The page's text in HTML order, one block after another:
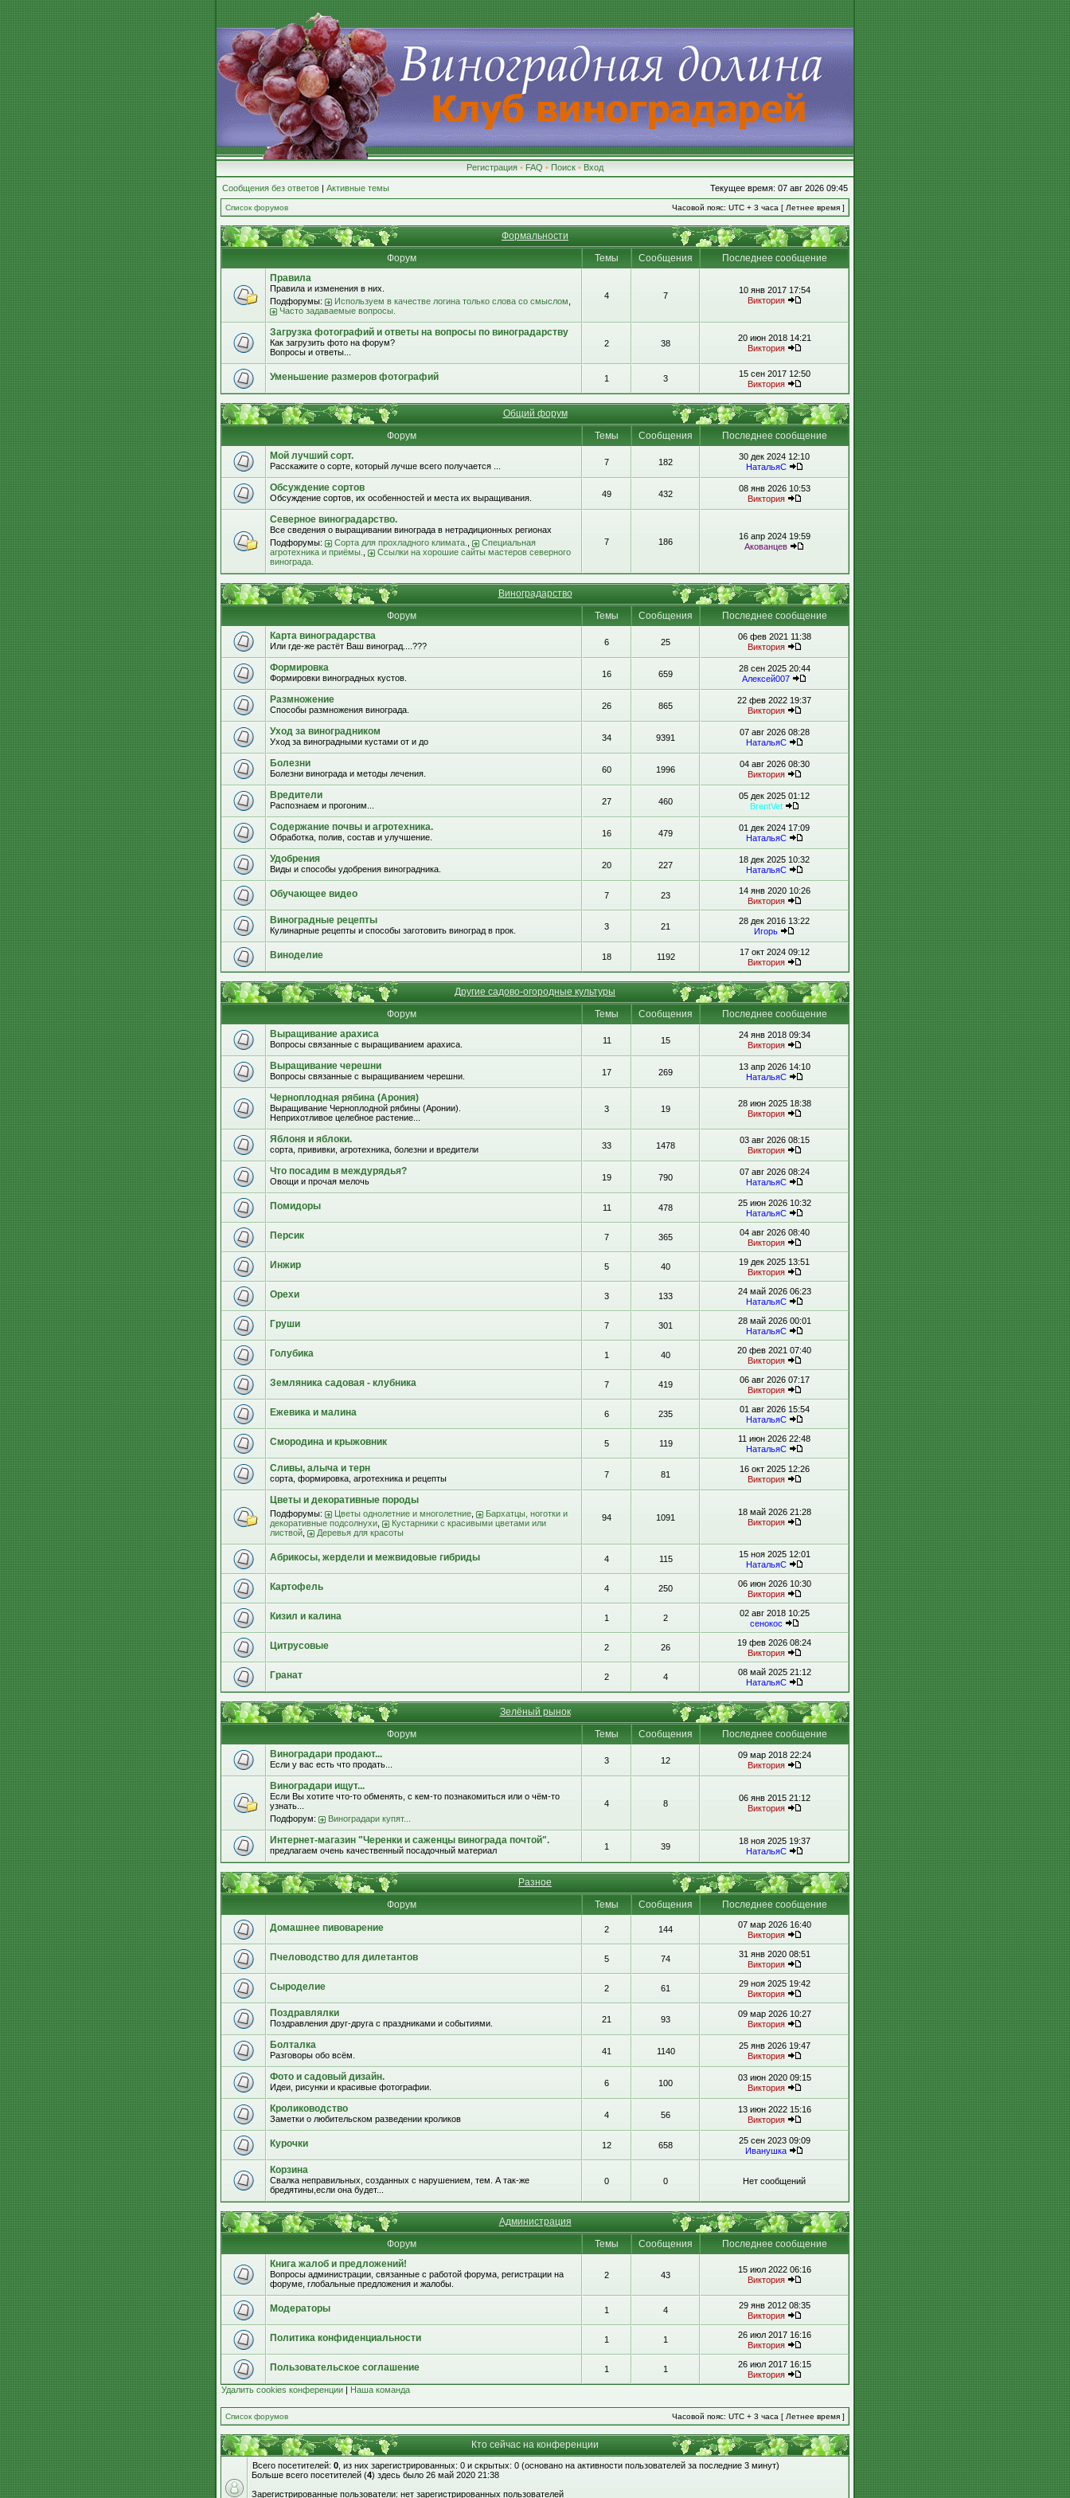
Регистрация • FAQ • Поиск • Вход
Сообщения без ответов | Активные темы Текущее время: 07 авг 2026 09:45
Список форумов Часовой пояс: UTC + 3 часа [ Летнее время ]
Формальности
Форум
Темы Сообщения
Последнее сообщение
Правила
Правила и изменения в них.
Подфорумы:
Используем в качестве логина только слова со смыслом
Часто задаваемые вопросы.
4 7
10 янв 2017 17:54
Виктория
Загрузка фотографий и ответы на вопросы по виноградарству
Как загрузить фото на форум?
Вопросы и ответы...
2 38
20 июн 2018 14:21
Виктория
Уменьшение размеров фотографий 1 3
15 сен 2017 12:50
Виктория
Общий форум
Форум
Темы Сообщения
Последнее сообщение
Мой лучший сорт.
Расскажите о сорте, который лучше всего получается ... 7 182
30 дек 2024 12:10
НатальяС
Обсуждение сортов
Обсуждение сортов, их особенностей и места их выращивания. 49 432
08 янв 2026 10:53
Виктория
Северное виноградарство.
Все сведения о выращивании винограда в нетрадиционных регионах
Подфорумы:
Сорта для прохладного климата.
Специальная
агротехника и приёмы.
Ссылки на хорошие сайты мастеров северного
винограда.
7 186
16 апр 2024 19:59
Акованцев
Виноградарство
Форум
Темы Сообщения
Последнее сообщение
Карта виноградарства
Или где-же растёт Ваш виноград....??? 6 25
06 фев 2021 11:38
Виктория
Формировка
Формировки виноградных кустов. 16 659
28 сен 2025 20:44
Алексей007
Размножение
Способы размножения винограда. 26 865
22 фев 2022 19:37
Виктория
Уход за виноградником
Уход за виноградными кустами от и до 34 9391
07 авг 2026 08:28
НатальяС
Болезни
Болезни винограда и методы лечения. 60 1996
04 авг 2026 08:30
Виктория
Вредители
Распознаем и прогоним... 27 460
05 дек 2025 01:12
BrentVet
Содержание почвы и агротехника.
Обработка, полив, состав и улучшение. 16 479
01 дек 2024 17:09
НатальяС
Удобрения
Виды и способы удобрения виноградника. 20 227
18 дек 2025 10:32
НатальяС
Обучающее видео 7 23
14 янв 2020 10:26
Виктория
Виноградные рецепты
Кулинарные рецепты и способы заготовить виноград в прок. 3 21
28 дек 2016 13:22
Игорь
Виноделие 18 1192
17 окт 2024 09:12
Виктория
Другие садово-огородные культуры
Форум
Темы Сообщения
Последнее сообщение
Выращивание арахиса
Вопросы связанные с выращиванием арахиса. 11 15
24 янв 2018 09:34
Виктория
Выращивание черешни
Вопросы связанные с выращиванием черешни. 17 269
13 апр 2026 14:10
НатальяС
Черноплодная рябина (Арония)
Выращивание Черноплодной рябины (Аронии).
Неприхотливое целебное растение...
3 19
28 июн 2025 18:38
Виктория
Яблоня и яблоки.
сорта, прививки, агротехника, болезни и вредители 33 1478
03 авг 2026 08:15
Виктория
Что посадим в междурядья?
Овощи и прочая мелочь 19 790
07 авг 2026 08:24
НатальяС
Помидоры 11 478
25 июн 2026 10:32
НатальяС
Персик 7 365
04 авг 2026 08:40
Виктория
Инжир 5 40
19 дек 2025 13:51
Виктория
Орехи 3 133
24 май 2026 06:23
НатальяС
Груши 7 301
28 май 2026 00:01
НатальяС
Голубика 1 40
20 фев 2021 07:40
Виктория
Земляника садовая - клубника 7 419
06 авг 2026 07:17
Виктория
Ежевика и малина 6 235
01 авг 2026 15:54
НатальяС
Смородина и крыжовник 5 119
11 июн 2026 22:48
НатальяС
Сливы, алыча и терн
сорта, формировка, агротехника и рецепты 7 81
16 окт 2025 12:26
Виктория
Цветы и декоративные породы
Подфорумы: Цветы однолетние и многолетние
Бархатцы, ноготки и
декоративные подсолнухи
Кустарники с красивыми цветами или
листвой
Деревья для красоты
94 1091
18 май 2026 21:28
Виктория
Абрикосы, жердели и межвидовые гибриды 4 115
15 ноя 2025 12:01
НатальяС
Картофель 4 250
06 июн 2026 10:30
Виктория
Кизил и калина 1 2
02 авг 2018 10:25
сенокос
Цитрусовые 2 26
19 фев 2026 08:24
Виктория
Гранат 2 4
08 май 2025 21:12
НатальяС
Зелёный рынок
Форум
Темы Сообщения
Последнее сообщение
Виноградари продают...
Если у вас есть что продать... 3 12
09 мар 2018 22:24
Виктория
Виноградари ищут...
Если Вы хотите что-то обменять, с кем-то познакомиться или о чём-то
узнать...
Подфорум:
Виноградари купят...
4 8
06 янв 2015 21:12
Виктория
Интернет-магазин "Черенки и саженцы винограда почтой".
предлагаем очень качественный посадочный материал 1 39
18 ноя 2025 19:37
НатальяС
Разное
Форум
Темы Сообщения Последнее сообщение
Домашнее пивоварение 2 144
07 мар 2026 16:40
Виктория
Пчеловодство для дилетантов 5 74
31 янв 2020 08:51
Виктория
Сыроделие 2 61
29 ноя 2025 19:42
Виктория
Поздравлялки
Поздравления друг-друга с праздниками и событиями. 21 93
09 мар 2026 10:27
Виктория
Болталка
Разговоры обо всём. 41 1140
25 янв 2026 19:47
Виктория
Фото и садовый дизайн.
Идеи, рисунки и красивые фотографии. 6 100
03 июн 2020 09:15
Виктория
Кролиководство
Заметки о любительском разведении кроликов 4 56
13 июн 2022 15:16
Виктория
Курочки 12 658
25 сен 2023 09:09
Иванушка
Корзина
Свалка неправильных, созданных с нарушением, тем. А так-же
бредятины,если она будет...
0 0 Нет сообщений
Администрация
Форум
Темы Сообщения
Последнее сообщение
Книга жалоб и предложений!
Вопросы администрации, связанные с работой форума, регистрации на
форуме, глобальные предложения и жалобы.
2 43
15 июл 2022 06:16
Виктория
Модераторы 1 4
29 янв 2012 08:35
Виктория
Политика конфиденциальности 1 1
26 июл 2017 16:16
Виктория
Пользовательское соглашение 1 1
26 июл 2017 16:15
Виктория
Удалить cookies конференции | Наша команда
Список форумов Часовой пояс: UTC + 3 часа [ Летнее время ]
Кто сейчас на конференции
Всего посетителей: 0 , из них зарегистрированных: 0 и скрытых: 0 (основано на активности пользователей за последние 3 минут)
Больше всего посетителей (4) здесь было 26 май 2020 21:38
Зарегистрированные пользователи: нет зарегистрированных пользователей